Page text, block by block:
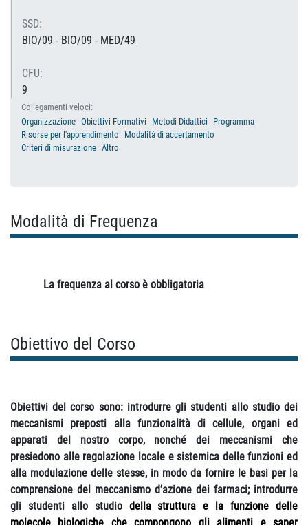
SSD:
BIO/09 - BIO/09 - MED/49
CFU:
9
Collegamenti veloci:
Organizzazione Obiettivi Formativi Metodi Didattici
Programma
Risorse per l'apprendimento
Modalità di accertamento
Criteri di misurazione Altro
Modalità di Frequenza
La frequenza al corso è obbligatoria
Obiettivo del Corso
Obiettivi del corso sono: introdurre gli studenti allo studio dei
meccanismi preposti alla funzionalità di cellule, organi ed
apparati del nostro corpo, nonché dei meccanismi che
presiedono alle regolazione locale e sistemica delle funzioni ed
alla modulazione delle stesse, in modo da fornire le basi per la
comprensione del meccanismo d’azione dei farmaci; introdurre
gli studenti allo studio della struttura e la funzione delle